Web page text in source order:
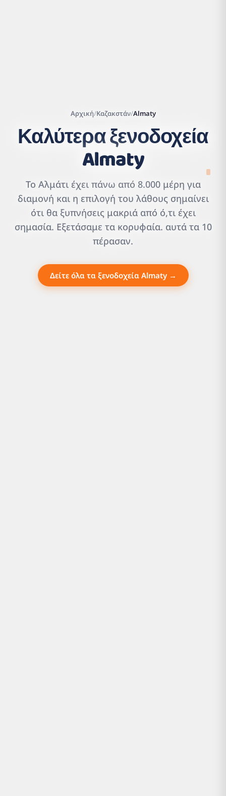
Leaflet
©
OpenStreetMap
Αρχική/Καζακστάν/Almaty
Καλύτερα ξενοδοχεία
Almaty
Το Αλμάτι έχει πάνω από 8.000 μέρη για
διαμονή και η επιλογή του λάθους σημαίνει
ότι θα ξυπνήσεις μακριά από ό,τι έχει
σημασία. Εξετάσαμε τα κορυφαία. αυτά τα 10
πέρασαν.
Δείτε όλα τα ξενοδοχεία Almaty →